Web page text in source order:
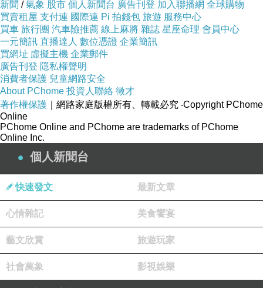
瀨長島-3
『瀨長島（Umikaji Terrace）』在那霸機場
（Naha Airport）南側約1.5公里位置處，是沖繩
縣豐見城市所屬的一個迷你小島，面積只有0.18
平方公里，四面環海，海岸線全長1.8公里，最高
點海拔33公尺，為一個台地狀島嶼。
瀨長島-4
2013年，擁有天然溫泉「龍神之湯」的【琉球溫
泉瀨長島飯店（Ryukyu Onsen Senagajima
斜坡上的大型商業設施『瀨長島（Umikaji
Terrace）』也接著開幕，吸引眾多遊客造訪。
瀨長島-5
宛如地中海度假勝地般的純白色街道與建築，加
新聞 /氣象 股市 個人新聞台 廣告刊登 加入聯播網 全球購物
買賣租屋 支付連 國際連 Pi 拍錢包 旅遊 服務中心
買車 旅行團 汽車險推薦 線上麻將 雜誌 星座命理 會員中心
一元簡訊 直播達人 數位憑證 企業簡訊
買網址 虛擬主機 企業郵件
廣告刊登 隱私權聲明
消費者保護 兒童網路安全
About PChome 投資人聯絡 徵才
著作權保護 ｜網路家庭版權所有、轉載必究 ‧Copyright PChome
Online
PChome Online and PChome are trademarks of PChome
Online Inc.
個人新聞台
快速發文 最新文章
心情雜記 美食饗宴
藝文欣賞 旅遊玩家
社會萬象 影視娛樂